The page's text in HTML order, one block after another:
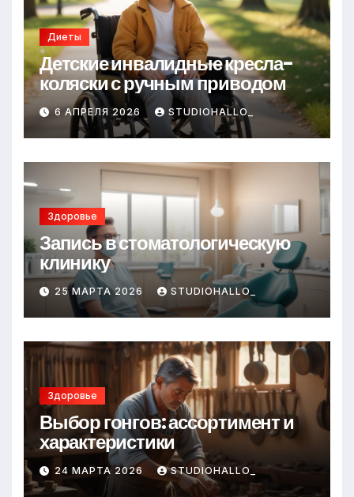
Диеты
Детские инвалидные кресла-
коляски с ручным приводом
6 АПРЕЛЯ 2026 STUDIOHALLO_
Здоровье
Запись в стоматологическую
клинику
25 МАРТА 2026 STUDIOHALLO_
Здоровье
Выбор гонгов: ассортимент и
характеристики
24 МАРТА 2026 STUDIOHALLO_